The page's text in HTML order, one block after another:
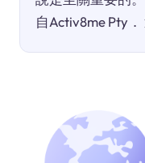
自Activ8me Pty